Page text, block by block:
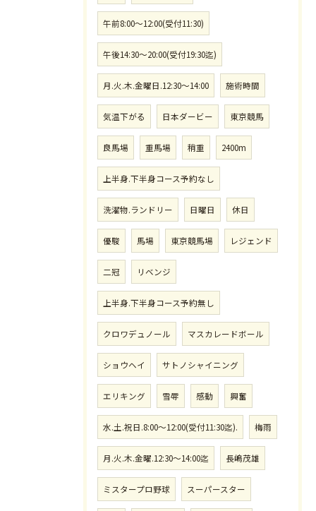
午前8:00〜12:00(受付11:30)
午後14:30〜20:00(受付19:30迄)
月.火.木.金曜日.12:30〜14:00 施術時間
気温下がる 日本ダービー 東京競馬
良馬場 重馬場 稍重 2400m
上半身.下半身コース予約なし
洗濯物.ランドリー 日曜日 休日
優駿 馬場 東京競馬場 レジェンド
二冠 リベンジ
上半身.下半身コース予約無し
クロワデュノール マスカレードボール
ショウヘイ サトノシャイニング
エリキング 雪辱 感動 興奮
水.土.祝日.8:00〜12:00(受付11:30迄). 梅雨
月.火.木.金曜.12:30〜14:00迄 長嶋茂雄
ミスタープロ野球 スーパースター